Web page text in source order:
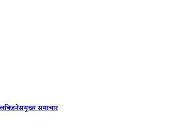
बिजनेसमुख्य समाचार